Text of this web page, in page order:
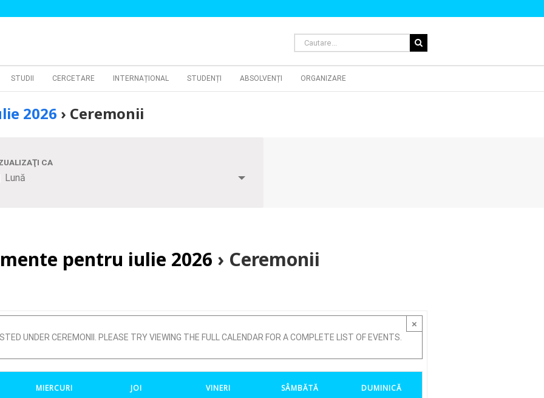
Cautare...
STUDII CERCETARE INTERNAȚIONAL STUDENȚI ABSOLVENȚI ORGANIZARE
2026 › Ceremonii
CA
Lună
pentru iulie 2026 › Ceremonii
×
UNDER CEREMONII. PLEASE TRY VIEWING THE FULL CALENDAR FOR A COMPLETE LIST OF EVENTS.
MIERCURI JOI VINERI SÂMBĂTĂ DUMINICĂ